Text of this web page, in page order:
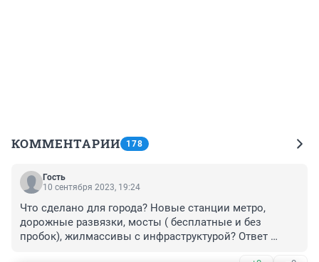
КОММЕНТАРИИ 178
Гость
10 сентября 2023, 19:24
Что сделано для города? Новые станции метро,
дорожные развязки, мосты ( бесплатные и без
пробок), жилмассивы с инфраструктурой? Ответ